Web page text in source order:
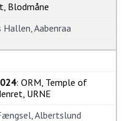
Blodmåne
Aabenraa
: ORM, Temple of
URNE
Albertslund